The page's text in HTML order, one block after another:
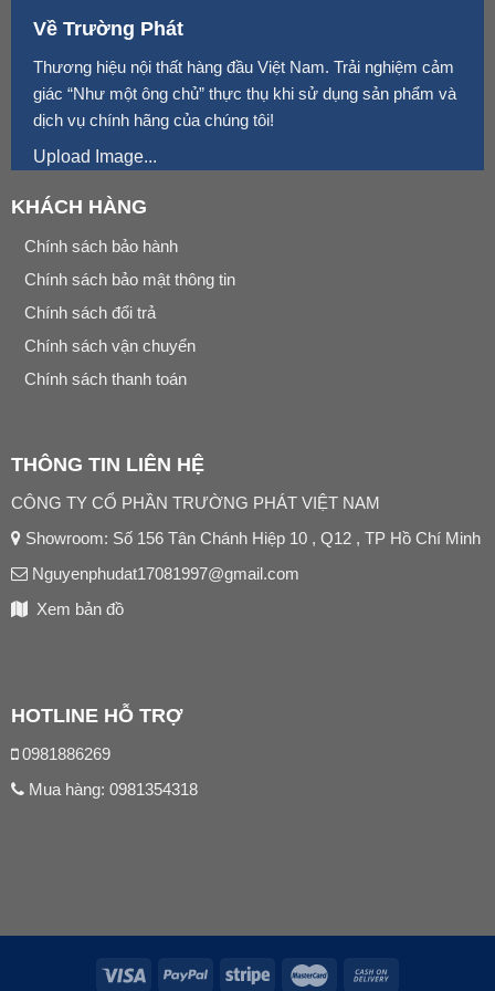
Về Trường Phát
Thương hiệu nội thất hàng đầu Việt Nam. Trải nghiệm cảm
giác “Như một ông chủ” thực thụ khi sử dụng sản phẩm và
dịch vụ chính hãng của chúng tôi!
Upload Image...
KHÁCH HÀNG
Chính sách bảo hành
Chính sách bảo mật thông tin
Chính sách đổi trả
Chính sách vận chuyển
Chính sách thanh toán
THÔNG TIN LIÊN HỆ
CÔNG TY CỔ PHẦN TRƯỜNG PHÁT VIỆT NAM
Showroom: Số 156 Tân Chánh Hiệp 10 , Q12 , TP Hồ Chí Minh
Nguyenphudat17081997@gmail.com
Xem bản đồ
HOTLINE HỖ TRỢ
0981886269
Mua hàng: 0981354318